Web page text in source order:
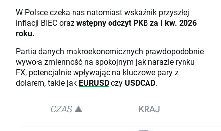
W Polsce czeka nas natomiast wskaźnik przyszłej
inflacji BIEC orazwstępny odczyt PKB za I kw. 2026
roku.
Partia danych makroekonomicznych prawdopodobnie
wywoła zmienność na spokojnym jak narazie rynku
FX, potencjalnie wpływając na kluczowe pary z
dolarem, takie jak EURUSDczy USDCAD.